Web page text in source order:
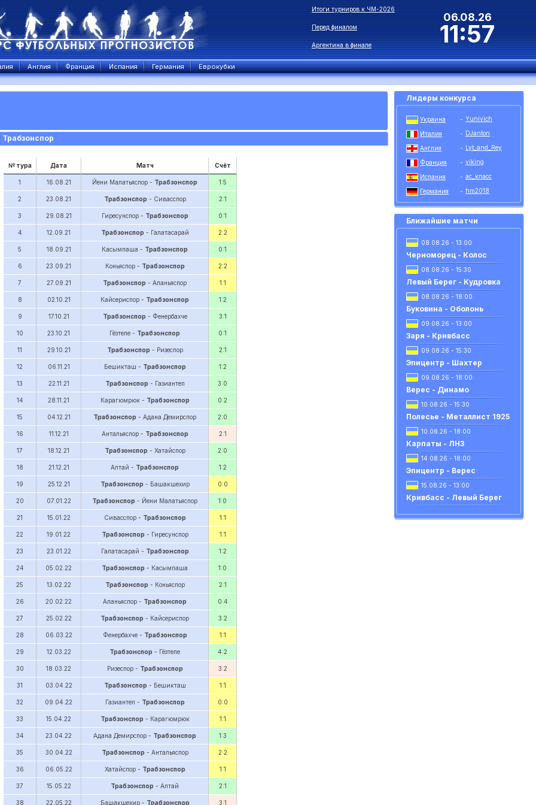
Итоги турниров к ЧМ-2026
Перед финалом
Аргентина в финале
06.08.26
11:57
Англия Франция Испания Германия Еврокубки
№ тура Дата Матч Счёт
1 16.08.21 Йени Малатьяспор - Трабзонспор 1:5
2 23.08.21 Трабзонспор - Сивасспор 2:1
3 29.08.21 Гиресунспор - Трабзонспор 0:1
4 12.09.21 Трабзонспор - Галатасарай 2:2
5 18.09.21 Касымпаша - Трабзонспор 0:1
6 23.09.21 Коньяспор - Трабзонспор 2:2
7 27.09.21 Трабзонспор - Аланьяспор 1:1
8 02.10.21 Кайсериспор - Трабзонспор 1:2
9 17.10.21 Трабзонспор - Фенербахче 3:1
10 23.10.21 Гёзтепе - Трабзонспор 0:1
11 29.10.21 Трабзонспор - Ризеспор 2:1
12 06.11.21 Бешикташ - Трабзонспор 1:2
13 22.11.21 Трабзонспор - Газиантеп 3:0
14 28.11.21 Карагюмрюк - Трабзонспор 0:2
15 04.12.21 Трабзонспор - Адана Демирспор 2:0
16 11.12.21 Антальяспор - Трабзонспор 2:1
17 18.12.21 Трабзонспор - Хатайспор 2:0
18 21.12.21 Алтай - Трабзонспор 1:2
19 25.12.21 Трабзонспор - Башакшехир 0:0
20 07.01.22 Трабзонспор - Йени Малатьяспор 1:0
21 15.01.22 Сивасспор - Трабзонспор 1:1
22 19.01.22 Трабзонспор - Гиресунспор 1:1
23 23.01.22 Галатасарай - Трабзонспор 1:2
24 05.02.22 Трабзонспор - Касымпаша 1:0
25 13.02.22 Трабзонспор - Коньяспор 2:1
26 20.02.22 Аланьяспор - Трабзонспор 0:4
27 25.02.22 Трабзонспор - Кайсериспор 3:2
28 06.03.22 Фенербахче - Трабзонспор 1:1
29 12.03.22 Трабзонспор - Гёзтепе 4:2
30 18.03.22 Ризеспор - Трабзонспор 3:2
31 03.04.22 Трабзонспор - Бешикташ 1:1
32 09.04.22 Газиантеп - Трабзонспор 0:0
33 15.04.22 Трабзонспор - Карагюмрюк 1:1
34 23.04.22 Адана Демирспор - Трабзонспор 1:3
35 30.04.22 Трабзонспор - Антальяспор 2:2
36 06.05.22 Хатайспор - Трабзонспор 1:1
37 15.05.22 Трабзонспор - Алтай 2:1
38 22.05.22 Башакшехир - Трабзонспор 3:1
Лидеры конкурса
Украина - Yunivich
Италия - DJanton
Англия - Lyt_and_Rey
Франция - viking
Испания - ас_класс
Германия - hm2018
Ближайшие матчи
08.08.26 - 13:00
Черноморец - Колос
08.08.26 - 15:30
Левый Берег - Кудровка
08.08.26 - 18:00
Буковина - Оболонь
09.08.26 - 13:00
Заря - Кривбасс
09.08.26 - 15:30
Эпицентр - Шахтер
09.08.26 - 18:00
Верес - Динамо
10.08.26 - 15:30
Полесье - Металлист 1925
10.08.26 - 18:00
Карпаты - ЛНЗ
14.08.26 - 18:00
Эпицентр - Верес
15.08.26 - 13:00
Кривбасс - Левый Берег